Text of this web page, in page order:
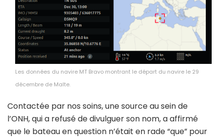
Les données du navire MT Bravo montrant le départ du navire le 29
décembre de Malte.
Contactée par nos soins, une source au sein de
l’ONH, qui a refusé de divulguer son nom, a affirmé
que le bateau en question n’était en rade “que” pour